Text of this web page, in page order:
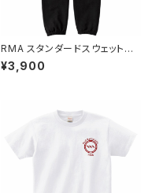
RMA スタンダードスウェットパ
ンツ
¥3,900